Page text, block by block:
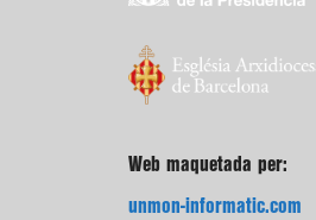
Web maquetada per:
unmon-informatic.com